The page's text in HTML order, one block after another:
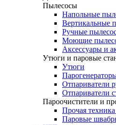
Пылесосы
Напольные
Вертикальные
Ручные
Моющие
Аксессуары и
Утюги и паровые
Утюги
Отпариватели
Отпариватели
Пароочистители и
Прочая
Паровые